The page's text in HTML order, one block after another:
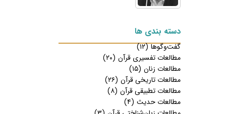
دسته بندی ها
گفت‌وگوها (۱۲)
مطالعات تفسیری قرآن (۲۰)
مطالعات زنان (۱۵)
مطالعات تاریخی قرآن (۲۶)
مطالعات تطبیقی قرآن (۸)
مطالعات حدیث (۴)